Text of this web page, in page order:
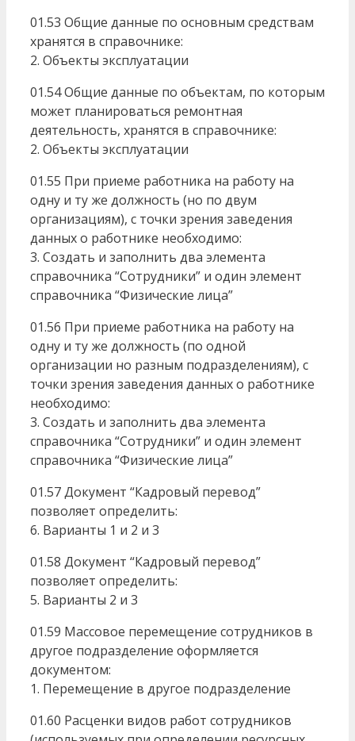
01.53 Общие данные по основным средствам
хранятся в справочнике:
2. Объекты эксплуатации
01.54 Общие данные по объектам, по которым
может планироваться ремонтная
деятельность, хранятся в справочнике:
2. Объекты эксплуатации
01.55 При приеме работника на работу на
одну и ту же должность (но по двум
организациям), с точки зрения заведения
данных о работнике необходимо:
3. Создать и заполнить два элемента
справочника “Сотрудники” и один элемент
справочника “Физические лица”
01.56 При приеме работника на работу на
одну и ту же должность (по одной
организации но разным подразделениям), с
точки зрения заведения данных о работнике
необходимо:
3. Создать и заполнить два элемента
справочника “Сотрудники” и один элемент
справочника “Физические лица”
01.57 Документ “Кадровый перевод”
позволяет определить:
6. Варианты 1 и 2 и 3
01.58 Документ “Кадровый перевод”
позволяет определить:
5. Варианты 2 и 3
01.59 Массовое перемещение сотрудников в
другое подразделение оформляется
документом:
1. Перемещение в другое подразделение
01.60 Расценки видов работ сотрудников